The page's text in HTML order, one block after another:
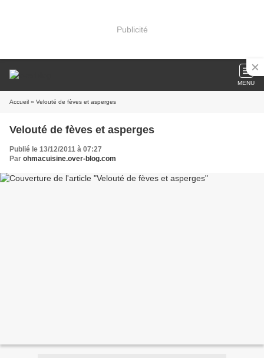
Publicité
MENU
Accueil » Velouté de fèves et asperges
Velouté de fèves et asperges
Publié le 13/12/2011 à 07:27
Par ohmacuisine.over-blog.com